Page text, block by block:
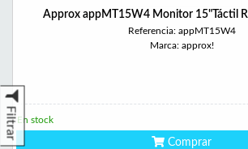
Filtrar
Approx appMT15W4 Monitor 15"Táctil
Referencia: appMT15W4
Marca: approx!
En stock
Comprar